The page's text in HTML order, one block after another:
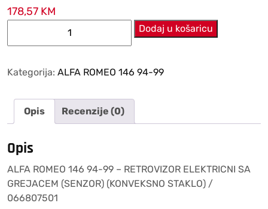
178,57 KM
94-
RETROVIZOR
ELEKTRICNI
SA
GREJACEM
(SENZOR)
(KONVEKSNO
STAKLO)
Dodaj u košaricu
Kategorija: ALFA ROMEO 146 94-99
Opis Recenzije (0)
Opis
ALFA ROMEO 146 94-99 – RETROVIZOR ELEKTRICNI SA
GREJACEM (SENZOR) (KONVEKSNO STAKLO) /
066807501